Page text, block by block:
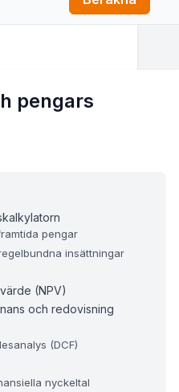
pengars
pengar
insättningar
(NPV)
och redovisning
(DCF)
nyckeltal